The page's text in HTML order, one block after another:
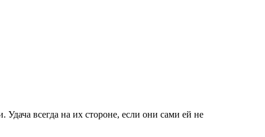
Удача всегда на их стороне, если они сами ей не